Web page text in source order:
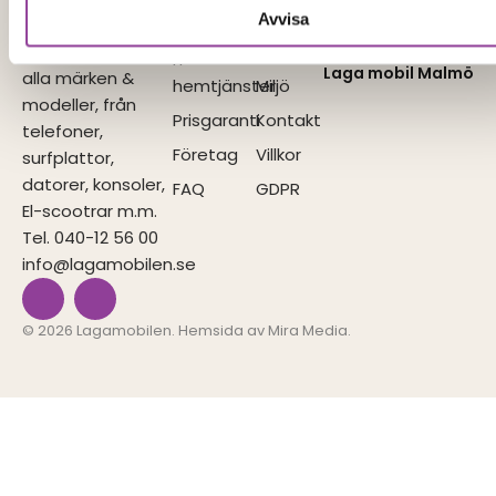
Avvisa
reparationer på
alla märken &
modeller, från
telefoner,
surfplattor,
datorer, konsoler,
El-scootrar m.m.
Tel. 040-12 56 00
info@lagamobilen.se
I
s
g
F
a
c
o
Reparationer
IT-
hemtjänster
Prisgaranti
Företag
FAQ
Våra
butiker
Miljö
Kontakt
Villkor
GDPR
Laga mobil Malmö
© 2026 Lagamobilen. Hemsida av Mira Media.